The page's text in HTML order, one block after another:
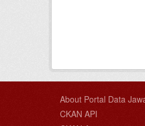
About Portal Data
CKAN API